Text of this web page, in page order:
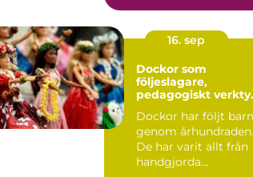
16. sep
Dockor som
följeslagare,
pedagogiskt
Dockor har följt barn
genom århundraden.
De har varit allt från
handgjorda